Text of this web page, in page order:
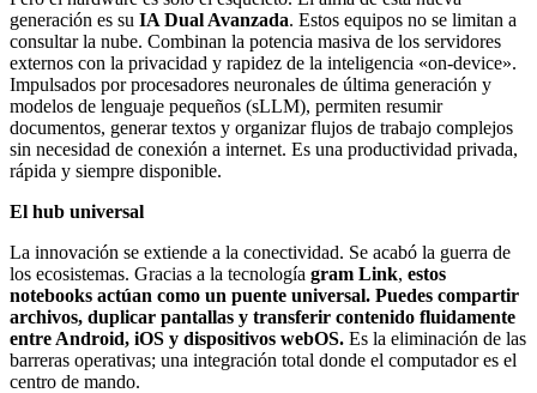
generación es su IA Dual Avanzada. Estos equipos no se limitan a
consultar la nube. Combinan la potencia masiva de los servidores
externos con la privacidad y rapidez de la inteligencia «on-device».
Impulsados por procesadores neuronales de última generación y
modelos de lenguaje pequeños (sLLM), permiten resumir
documentos, generar textos y organizar flujos de trabajo complejos
sin necesidad de conexión a internet. Es una productividad privada,
rápida y siempre disponible.
El hub universal
La innovación se extiende a la conectividad. Se acabó la guerra de
los ecosistemas. Gracias a la tecnología gram Link, estos
notebooks actúan como un puente universal. Puedes compartir
archivos, duplicar pantallas y transferir contenido fluidamente
entre Android, iOS y dispositivos webOS. Es la eliminación de las
barreras operativas; una integración total donde el computador es el
centro de mando.